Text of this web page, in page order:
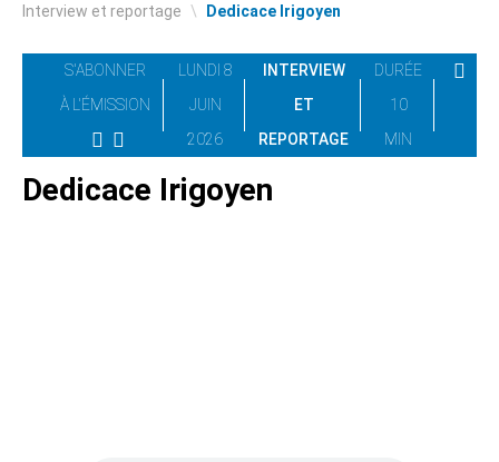
Interview et reportage \ Dedicace Irigoyen
S'ABONNER
À L'ÉMISSION
LUNDI 8
JUIN
2026
INTERVIEW
ET
REPORTAGE
DURÉE
10
MIN
Dedicace Irigoyen